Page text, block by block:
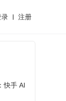
录 注册
快手 AI